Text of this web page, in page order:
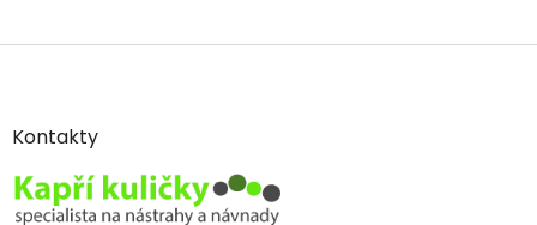
Z
aKontakty